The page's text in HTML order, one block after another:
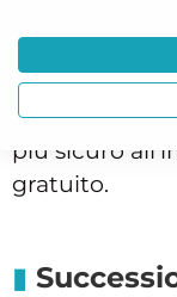
rivolgersi ad
l’atto di
possa
più sicuro
gratuito.